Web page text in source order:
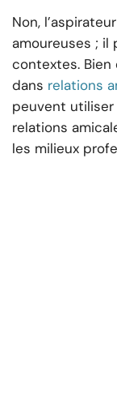
Non,
amoureuses ; il
contextes. Bien
dans relations
peuvent utiliser
relations
les milieux